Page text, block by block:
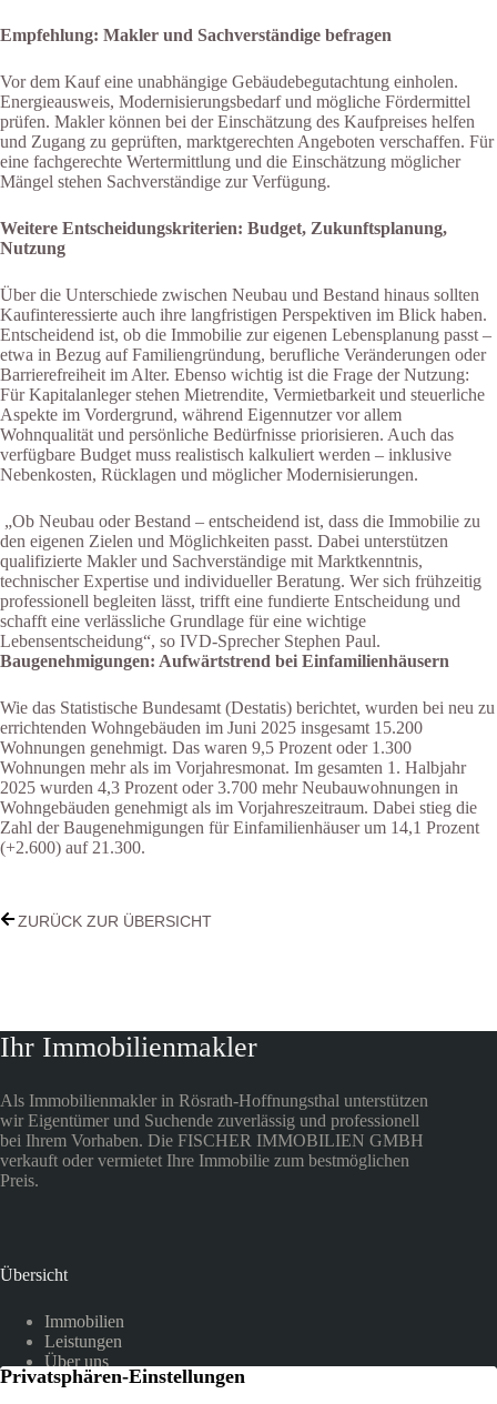
Empfehlung: Makler und Sachverständige befragen
Vor dem Kauf eine unabhängige Gebäudebegutachtung einholen.
Energieausweis, Modernisierungsbedarf und mögliche Fördermittel
prüfen. Makler können bei der Einschätzung des Kaufpreises helfen
und Zugang zu geprüften, marktgerechten Angeboten verschaffen. Für
eine fachgerechte Wertermittlung und die Einschätzung möglicher
Mängel stehen Sachverständige zur Verfügung.
Weitere Entscheidungskriterien: Budget, Zukunftsplanung,
Nutzung
Über die Unterschiede zwischen Neubau und Bestand hinaus sollten
Kaufinteressierte auch ihre langfristigen Perspektiven im Blick haben.
Entscheidend ist, ob die Immobilie zur eigenen Lebensplanung passt –
etwa in Bezug auf Familiengründung, berufliche Veränderungen oder
Barrierefreiheit im Alter. Ebenso wichtig ist die Frage der Nutzung:
Für Kapitalanleger stehen Mietrendite, Vermietbarkeit und steuerliche
Aspekte im Vordergrund, während Eigennutzer vor allem
Wohnqualität und persönliche Bedürfnisse priorisieren. Auch das
verfügbare Budget muss realistisch kalkuliert werden – inklusive
Nebenkosten, Rücklagen und möglicher Modernisierungen.
„Ob Neubau oder Bestand – entscheidend ist, dass die Immobilie zu
den eigenen Zielen und Möglichkeiten passt. Dabei unterstützen
qualifizierte Makler und Sachverständige mit Marktkenntnis,
technischer Expertise und individueller Beratung. Wer sich frühzeitig
professionell begleiten lässt, trifft eine fundierte Entscheidung und
schafft eine verlässliche Grundlage für eine wichtige
Lebensentscheidung“, so IVD-Sprecher Stephen Paul.
Baugenehmigungen: Aufwärtstrend bei Einfamilienhäusern
Wie das Statistische Bundesamt (Destatis) berichtet, wurden bei neu zu
errichtenden Wohngebäuden im Juni 2025 insgesamt 15.200
Wohnungen genehmigt. Das waren 9,5 Prozent oder 1.300
Wohnungen mehr als im Vorjahresmonat. Im gesamten 1. Halbjahr
2025 wurden 4,3 Prozent oder 3.700 mehr Neubauwohnungen in
Wohngebäuden genehmigt als im Vorjahreszeitraum. Dabei stieg die
Zahl der Baugenehmigungen für Einfamilienhäuser um 14,1 Prozent
(+2.600) auf 21.300.
ZURÜCK ZUR ÜBERSICHT
Ihr Immobilienmakler
Als Immobilienmakler in Rösrath-Hoffnungsthal unterstützen
wir Eigentümer und Suchende zuverlässig und professionell
bei Ihrem Vorhaben. Die FISCHER IMMOBILIEN GMBH
verkauft oder vermietet Ihre Immobilie zum bestmöglichen
Preis.
Übersicht
Immobilien
Leistungen
Über uns
Referenzen